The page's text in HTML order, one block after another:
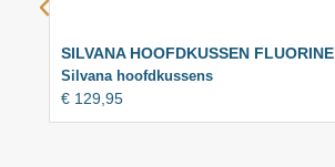
SILVANA HOOFDKUSSEN FLUORINE
Silvana hoofdkussens
€ 129,95